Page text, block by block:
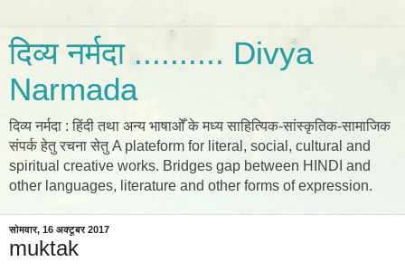
दिव्य नर्मदा .......... Divya
Narmada
दिव्य नर्मदा : हिंदी तथा अन्य भाषाओँ के मध्य साहित्यिक-सांस्कृतिक-सामाजिक
संपर्क हेतु रचना सेतु A plateform for literal, social, cultural and
spiritual creative works. Bridges gap between HINDI and
other languages, literature and other forms of expression.
सोमवार, 16 अक्टूबर 2017
muktak